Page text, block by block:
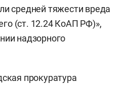
средней тяжести вреда
(ст. 12.24 КоАП РФ)»,
надзорного
прокуратура